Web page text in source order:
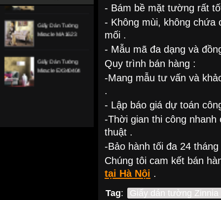
Miracle MA 1623
Miracle EX340404
- Bám bề mặt tường rất
- Không mùi, không chứa
mối .
- Mẫu mã đa dạng và
Quy trình bán hàng :
-Mang mẫu tư vấn và
.
- Lập báo giá dự toán
-Thời gian thi công
thuật .
-Bảo hành tối đa 24
Chúng tôi cam kết bán
tại Hà Nội .
Tag: Giấy dán tường Zinnia